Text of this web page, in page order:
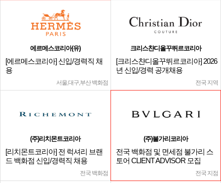
에르메스코리아(유)
[에르메스코리아] 신입/경력직 채
용
서울,대구,부산 백화점
크리스챤디올꾸뛰르코리아
[크리스챤디올꾸뛰르코리아] 2026
년 신입/경력 공개채용
전국 지역
(주)리치몬트코리아
[리치몬트코리아] 전 럭셔리 브랜
드 백화점 신입/경력직 채용
전국 백화점
(주)불가리코리아
전국 백화점 및 면세점 불가리 스
토어 CLIENT ADVISOR 모집
전국 지점